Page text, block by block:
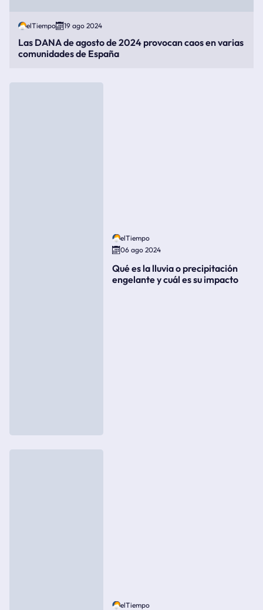
elTiempo 19 ago 2024
Las DANA de agosto de 2024 provocan caos en varias
comunidades de España
elTiempo
06 ago 2024
Qué es la lluvia o precipitación
engelante y cuál es su impacto
elTiempo